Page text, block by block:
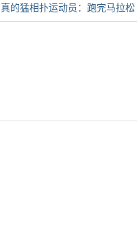
真的猛相扑运动员：跑完马拉松